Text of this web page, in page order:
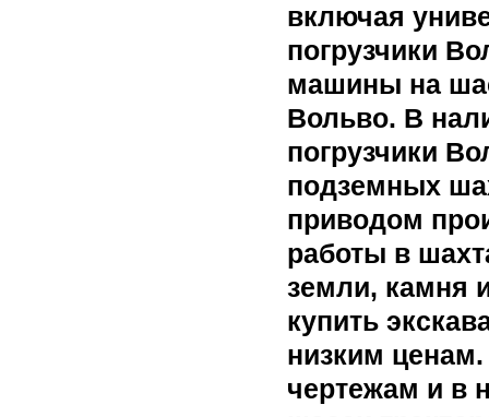
включая
погрузчики
машины на
Вольво. В
погрузчики
подземных
приводом
работы в
земли, камня
купить
низким
чертежам и в